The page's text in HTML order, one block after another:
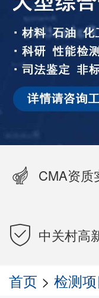
CMA资质
中关村高
首页 > 检测项